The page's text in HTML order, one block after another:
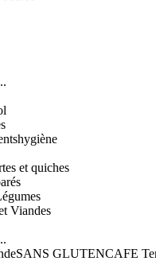
hygiène
et quiches
Viandes
SANS GLUTENCAFE